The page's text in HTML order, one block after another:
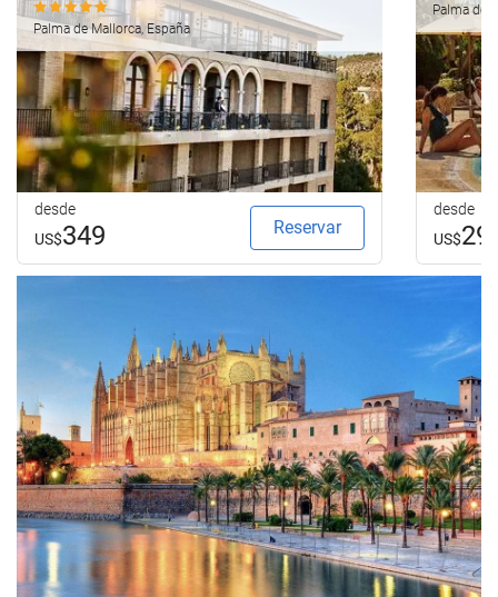
Palma de Mallorca, España
desde
US$349 Reservar
Palma de
desde
US$